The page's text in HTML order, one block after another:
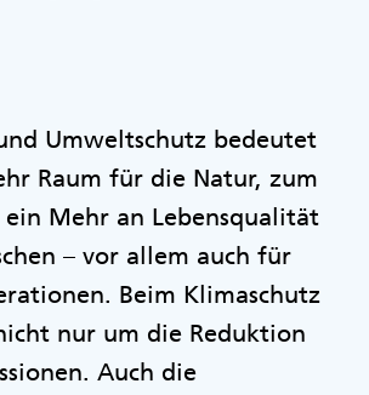
Umweltschutz bedeutet
Raum für die Natur, zum
ein Mehr an Lebensqualität
– vor allem auch für
Beim Klimaschutz
nur um die Reduktion
Auch die